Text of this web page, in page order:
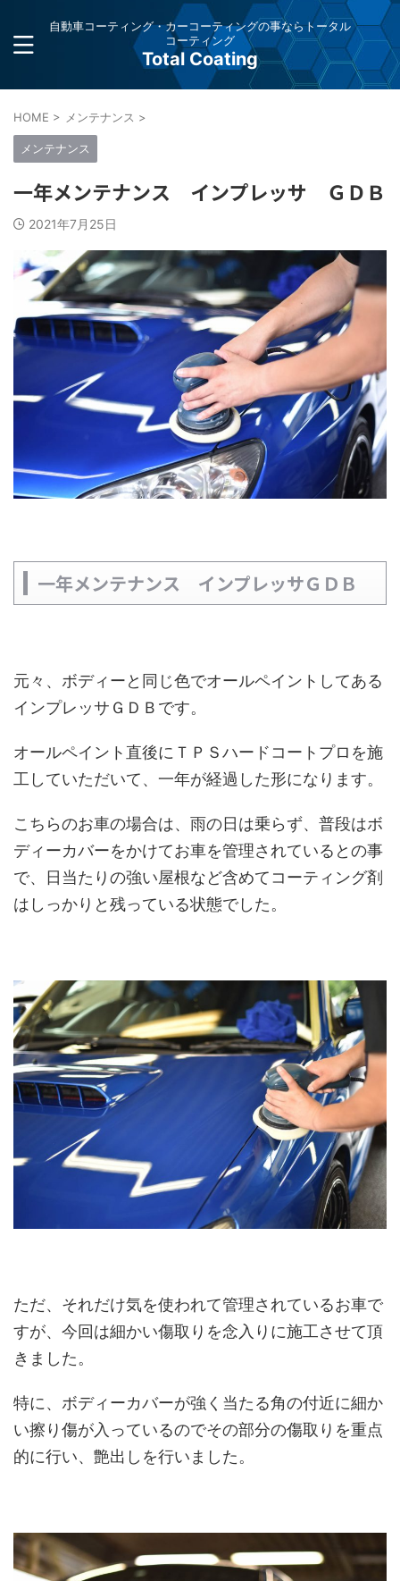
自動車コーティング・カーコーティングの事ならトータル
コーティング
Total Coating
HOME > メンテナンス >
メンテナンス
一年メンテナンス インプレッサ ＧＤＢ
2021年7月25日
一年メンテナンス インプレッサＧＤＢ
元々、ボディーと同じ色でオールペイントしてある
インプレッサＧＤＢです。
オールペイント直後にＴＰＳハードコートプロを施
工していただいて、一年が経過した形になります。
こちらのお車の場合は、雨の日は乗らず、普段はボ
ディーカバーをかけてお車を管理されているとの事
で、日当たりの強い屋根など含めてコーティング剤
はしっかりと残っている状態でした。
ただ、それだけ気を使われて管理されているお車で
すが、今回は細かい傷取りを念入りに施工させて頂
きました。
特に、ボディーカバーが強く当たる角の付近に細か
い擦り傷が入っているのでその部分の傷取りを重点
的に行い、艶出しを行いました。